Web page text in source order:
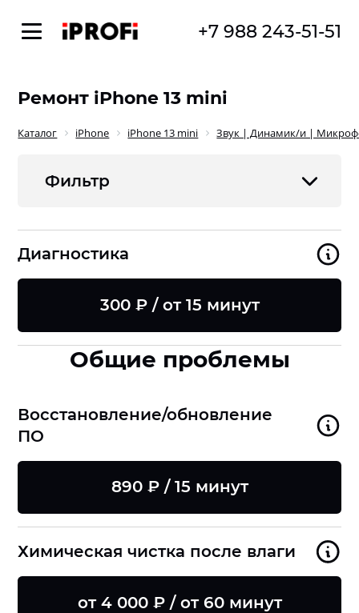
+7 988 243-51-51
Ремонт iPhone 13 mini
Каталог iPhone iPhone 13 mini Звук | Динамик/и |
Фильтр
Диагностика
300 ₽ / от 15 минут
Общие проблемы
Восстановление/обновление
ПО
890 ₽ / 15 минут
Химическая чистка после влаги
от 4 000 ₽ / от 60 минут